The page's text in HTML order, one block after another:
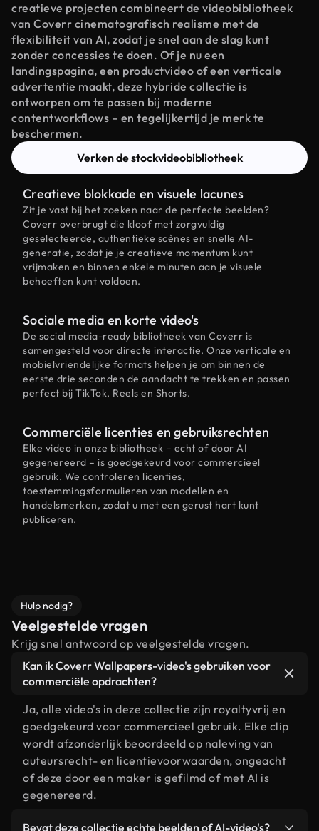
creatieve projecten combineert de videobibliotheek
van Coverr cinematografisch realisme met de
flexibiliteit van AI, zodat je snel aan de slag kunt
zonder concessies te doen. Of je nu een
landingspagina, een productvideo of een verticale
advertentie maakt, deze hybride collectie is
ontworpen om te passen bij moderne
contentworkflows – en tegelijkertijd je merk te
beschermen.
Verken de stockvideobibliotheek
Creatieve blokkade en visuele lacunes
Zit je vast bij het zoeken naar de perfecte beelden?
Coverr overbrugt die kloof met zorgvuldig
geselecteerde, authentieke scènes en snelle AI-
generatie, zodat je je creatieve momentum kunt
vrijmaken en binnen enkele minuten aan je visuele
behoeften kunt voldoen.
Sociale media en korte video's
De social media-ready bibliotheek van Coverr is
samengesteld voor directe interactie. Onze verticale en
mobielvriendelijke formats helpen je om binnen de
eerste drie seconden de aandacht te trekken en passen
perfect bij TikTok, Reels en Shorts.
Commerciële licenties en gebruiksrechten
Elke video in onze bibliotheek – echt of door AI
gegenereerd – is goedgekeurd voor commercieel
gebruik. We controleren licenties,
toestemmingsformulieren van modellen en
handelsmerken, zodat u met een gerust hart kunt
publiceren.
Hulp nodig?
Veelgestelde vragen
Krijg snel antwoord op veelgestelde vragen.
Kan ik Coverr Wallpapers-video's gebruiken voor
commerciële opdrachten?
Ja, alle video's in deze collectie zijn royaltyvrij en
goedgekeurd voor commercieel gebruik. Elke clip
wordt afzonderlijk beoordeeld op naleving van
auteursrecht- en licentievoorwaarden, ongeacht
of deze door een maker is gefilmd of met AI is
gegenereerd.
Bevat deze collectie echte beelden of AI-video's?